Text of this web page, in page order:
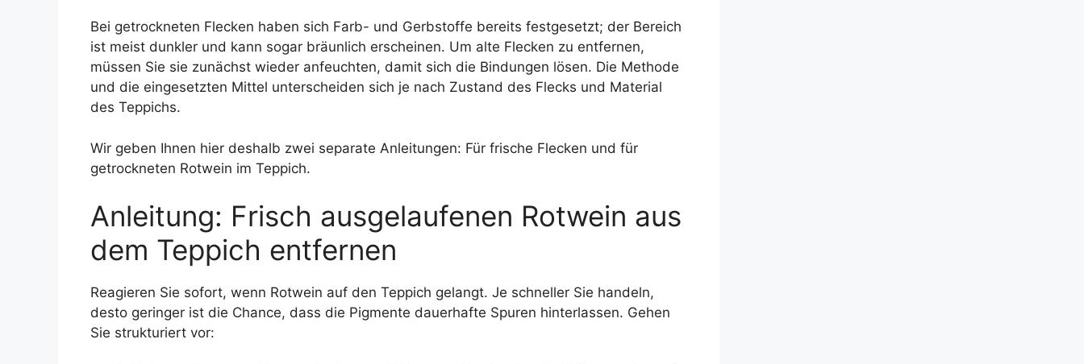
Bei getrockneten Flecken haben sich Farb- und Gerbstoffe bereits festgesetzt; der Bereich
ist meist dunkler und kann sogar bräunlich erscheinen. Um alte Flecken zu entfernen,
müssen Sie sie zunächst wieder anfeuchten, damit sich die Bindungen lösen. Die Methode
und die eingesetzten Mittel unterscheiden sich je nach Zustand des Flecks und Material
des Teppichs.
Wir geben Ihnen hier deshalb zwei separate Anleitungen: Für frische Flecken und für
getrockneten Rotwein im Teppich.
Anleitung: Frisch ausgelaufenen Rotwein aus
dem Teppich entfernen
Reagieren Sie sofort, wenn Rotwein auf den Teppich gelangt. Je schneller Sie handeln,
desto geringer ist die Chance, dass die Pigmente dauerhafte Spuren hinterlassen. Gehen
Sie strukturiert vor: